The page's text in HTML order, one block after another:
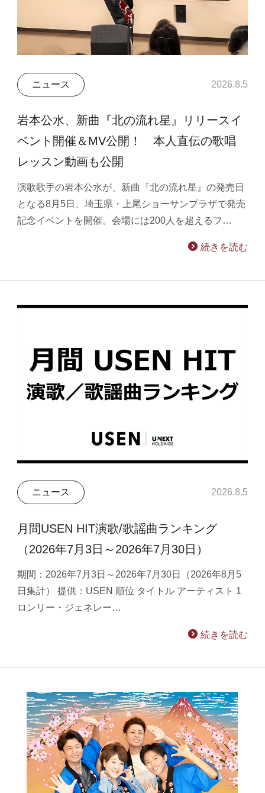
ニュース 2026.8.5
岩本公水、新曲『北の流れ星』リリースイ
ベント開催＆MV公開！ 本人直伝の歌唱
レッスン動画も公開
演歌歌手の岩本公水が、新曲『北の流れ星』の発売日
となる8月5日、埼玉県・上尾ショーサンプラザで発売
記念イベントを開催。会場には200人を超えるフ…
続きを読む
ニュース 2026.8.5
月間USEN HIT演歌/歌謡曲ランキング
（2026年7月3日～2026年7月30日）
期間：2026年7月3日～2026年7月30日（2026年8月5
日集計） 提供：USEN 順位 タイトル アーティスト 1
ロンリー・ジェネレー…
続きを読む